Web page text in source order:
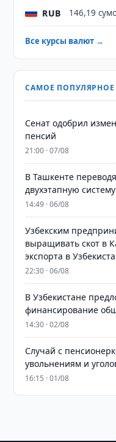
RUB 146,19
Все курсы валют →
САМОЕ ПОПУЛЯРНОЕ
Сенат одобрил
пенсий
21:00 · 07/08
В Ташкенте
двухэтапную систему
14:49 · 06/08
Узбекским
выращивать скот в
экспорта в
22:30 · 06/08
В Узбекистане
финансирование
14:30 · 02/08
Случай с
увольнениям и
16:15 · 01/08